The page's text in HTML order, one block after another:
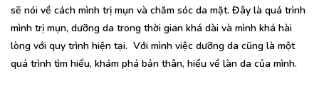
sẽ nói về cách mình trị mụn và chăm sóc da mặt. Đây là quá trình
mình trị mụn, dưỡng da trong thời gian khá dài và mình khá hài
lòng với quy trình hiện tại. Với mình việc dưỡng da cũng là một
quá trình tìm hiểu, khám phá bản thân, hiểu về làn da của mình.